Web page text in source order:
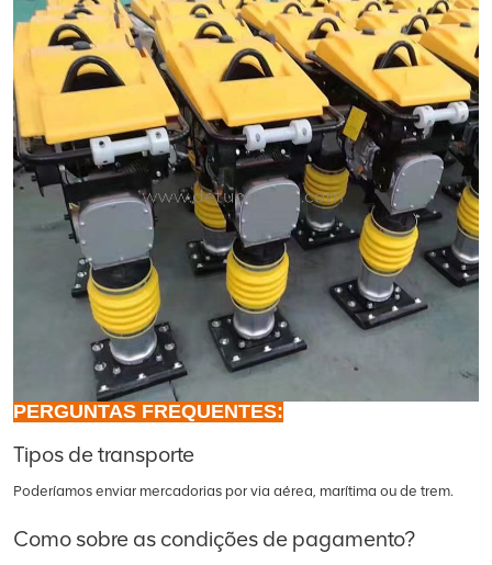
PERGUNTAS FREQUENTES:
Tipos de transporte
Poderíamos enviar mercadorias por via aérea, marítima ou de trem.
Como sobre as condições de pagamento?